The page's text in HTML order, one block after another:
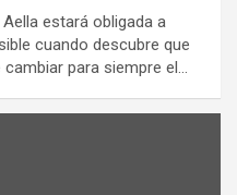
estará obligada a
cuando descubre que
para siempre el…